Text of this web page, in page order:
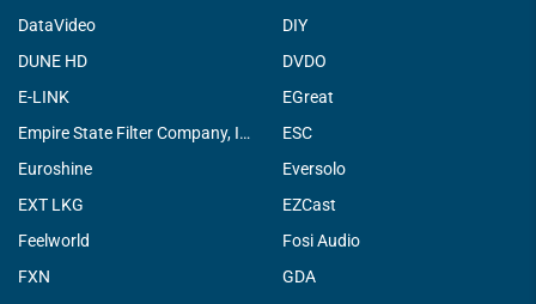
DataVideo
DIY
DUNE HD
DVDO
E-LINK
EGreat
Empire State Filter Company, INC.
ESC
Euroshine
Eversolo
EXT LKG
EZCast
Feelworld
Fosi Audio
FXN
GDA